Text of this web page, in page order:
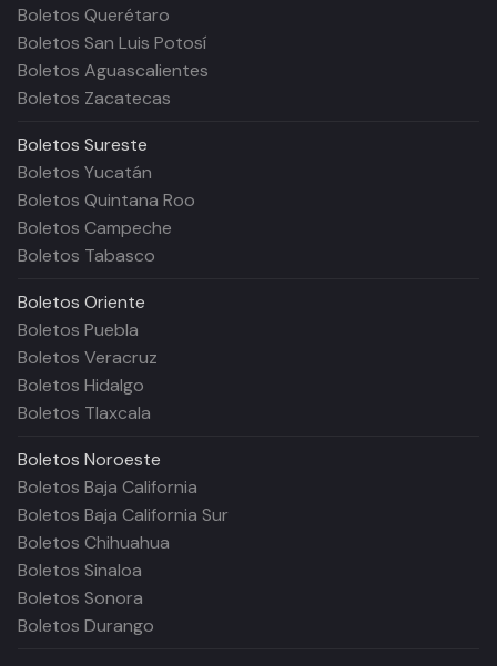
Boletos Querétaro
Boletos San Luis Potosí
Boletos Aguascalientes
Boletos Zacatecas
Boletos Sureste
Boletos Yucatán
Boletos Quintana Roo
Boletos Campeche
Boletos Tabasco
Boletos Oriente
Boletos Puebla
Boletos Veracruz
Boletos Hidalgo
Boletos Tlaxcala
Boletos Noroeste
Boletos Baja California
Boletos Baja California Sur
Boletos Chihuahua
Boletos Sinaloa
Boletos Sonora
Boletos Durango